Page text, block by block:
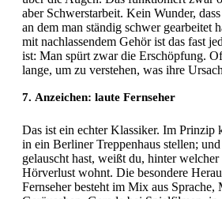
aber Schwerstarbeit. Kein Wunder,
an dem man ständig schwer gearbeitet
mit nachlassendem Gehör ist das fast
ist: Man spürt zwar die Erschöpfung.
lange, um zu verstehen, was ihre
7. Anzeichen: laute Fernseher
Das ist ein echter Klassiker. Im Prinzip
in ein Berliner Treppenhaus stellen;
gelauscht hast, weißt du, hinter
Hörverlust wohnt. Die besondere
Fernseher besteht im Mix aus Sprache,